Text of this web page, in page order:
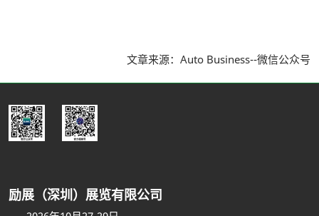
文章来源：Auto Business--微信公众号
励展（深圳）展览有限公司